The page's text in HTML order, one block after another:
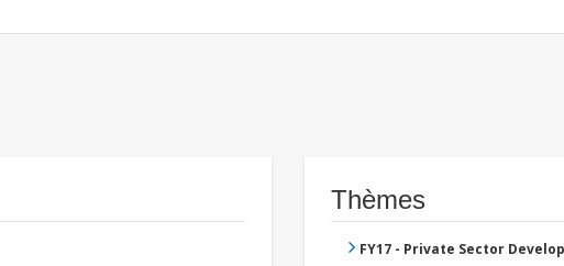
Thèmes
FY17 - Private Sector